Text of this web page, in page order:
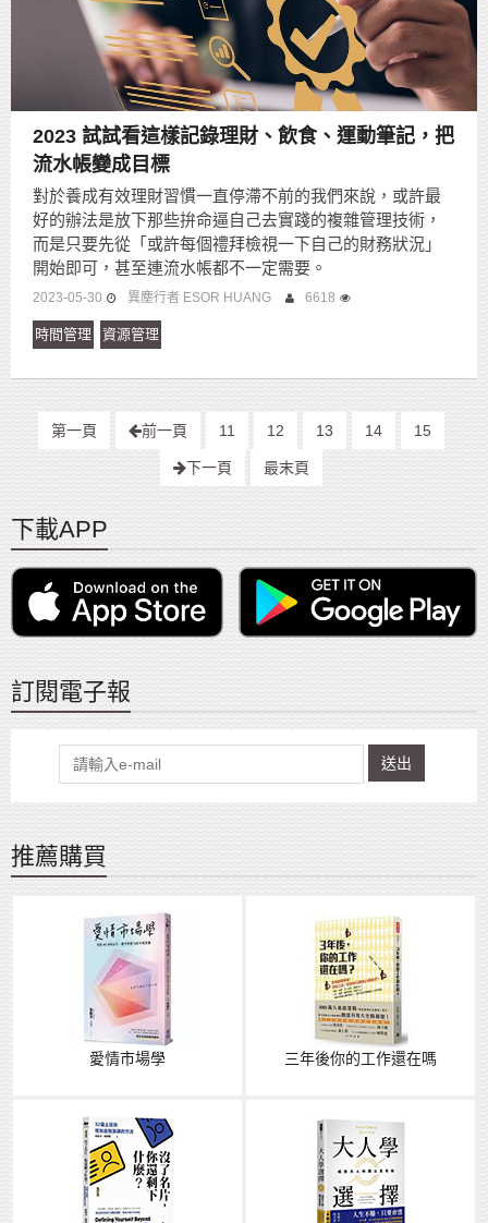
2023 試試看這樣記錄理財、飲食、運動筆記，把
流水帳變成目標
對於養成有效理財習慣一直停滯不前的我們來說，或許最
好的辦法是放下那些拚命逼自己去實踐的複雜管理技術，
而是只要先從「或許每個禮拜檢視一下自己的財務狀況」
開始即可，甚至連流水帳都不一定需要。
2023-05-30 異塵行者 ESOR HUANG 6618
時間管理 資源管理
第一頁 前一頁 11 12 13 14 15
下一頁 最末頁
下載APP
訂閱電子報
送出
推薦購買
愛情市場學 三年後你的工作還在嗎